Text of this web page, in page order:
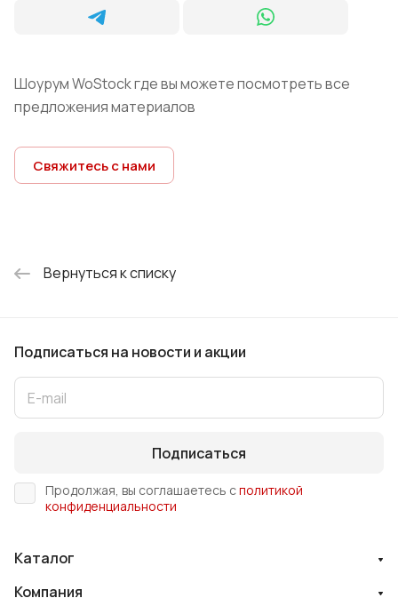
Шоурум WoStock где вы можете посмотреть все
предложения материалов
Свяжитесь с нами
Вернуться к списку
Подписаться на новости и акции
Подписаться
Продолжая, вы соглашаетесь сполитикой
конфиденциальности
Каталог
Компания